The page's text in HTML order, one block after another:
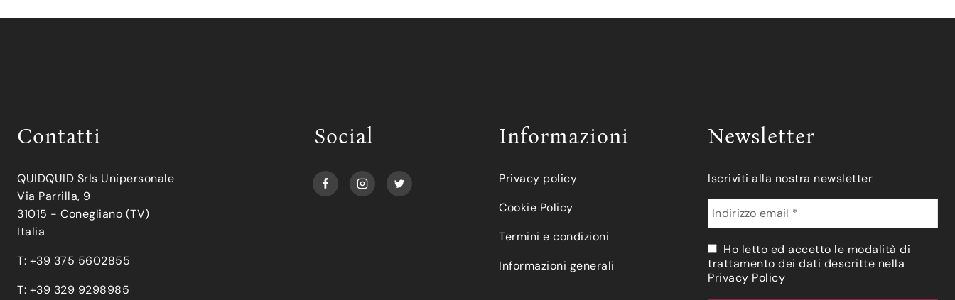
Contatti
QUIDQUID Srls Unipersonale
Via Parrilla, 9
31015 - Conegliano (TV)
Italia
T: +39 375 5602855
T: +39 329 9298985
Social Informazioni
Privacy policy
Cookie Policy
Termini e condizioni
Informazioni generali
Newsletter
Iscriviti alla nostra newsletter
Ho letto ed accetto le modalità di
trattamento dei dati descritte nella
Privacy Policy